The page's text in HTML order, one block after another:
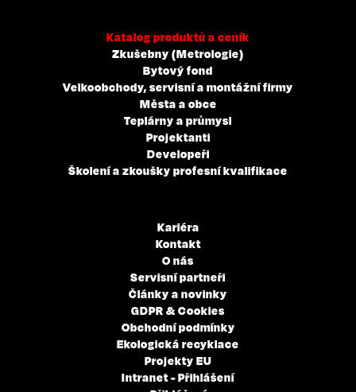
Katalog produktů a ceník
Zkušebny (Metrologie)
Bytový fond
Velkoobchody, servisní a montážní firmy
Města a obce
Teplárny a průmysl
Projektanti
Developeři
Školení a zkoušky profesní kvalifikace
Kariéra
Kontakt
O nás
Servisní partneři
Články a novinky
GDPR & Cookies
Obchodní podmínky
Ekologická recyklace
Projekty EU
Intranet - Přihlášení